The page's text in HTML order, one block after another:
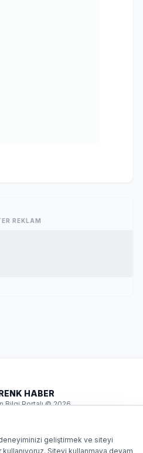
REKLAM
HABER
Bilgi Portalı © 2026
geliştirmek ve siteyi
Siteyi kullanmaya devam